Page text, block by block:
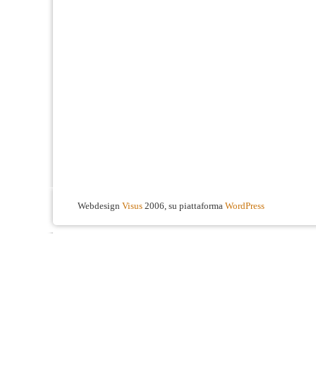
Webdesign Visus 2006, su piattaforma WordPress